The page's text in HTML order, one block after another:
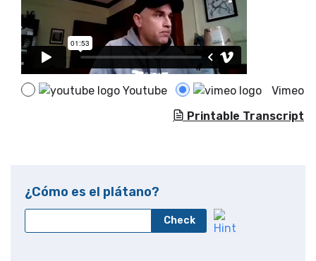
Youtube
Vimeo
Printable Transcript
¿Cómo es el plátano?
Check